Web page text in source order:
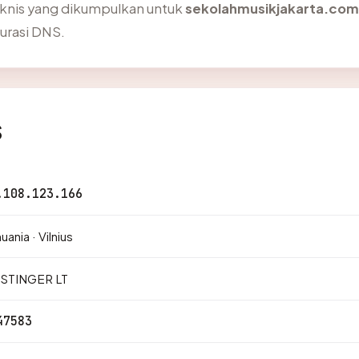
yang dikumpulkan untuksekolahmusikjakarta.com
DNS.
· Vilnius
LT